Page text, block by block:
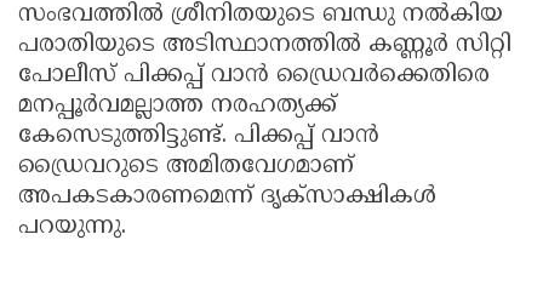
സംഭവത്തിൽ ശ്രീനിതയുടെ ബന്ധു നൽകിയ
പരാതിയുടെ അടിസ്ഥാനത്തിൽ കണ്ണൂർ സിറ്റി
പോലീസ് പിക്കപ്പ് വാൻ ഡ്രൈവർക്കെതിരെ
മനപ്പൂർവമല്ലാത്ത നരഹത്യക്ക്
കേസെടുത്തിട്ടുണ്ട്. പിക്കപ്പ് വാൻ
ഡ്രൈവറുടെ അമിതവേഗമാണ്
അപകടകാരണമെന്ന് ദൃക്‌സാക്ഷികൾ
പറയുന്നു.